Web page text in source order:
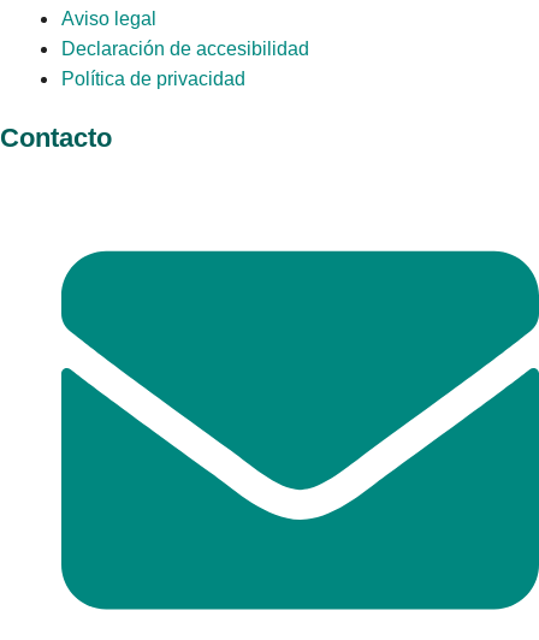
Aviso legal
Declaración de accesibilidad
Política de privacidad
Contacto